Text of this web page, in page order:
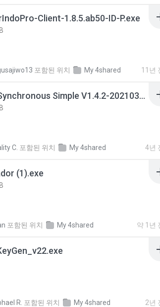
Client-1.8.5.ab50-ID-P.exe
포함된 위치 My 4shared 11년
ECG Synchronous Simple V1.4.2-20210302.exe
C. 포함된 위치 My 4shared 4년
(1).exe
포함된 위치 My 4shared 약 1년
R. 포함된 위치 My 4shared 2년